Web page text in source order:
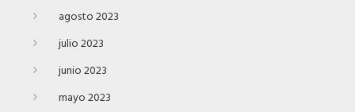
agosto 2023
julio 2023
junio 2023
mayo 2023